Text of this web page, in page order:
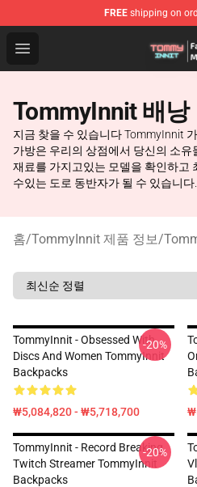
FREE shipping on
Open menu
TommyInnit Store -
TommyInnit 배낭
지금 찾을 수 있습니다 TommyInnit
가방은 우리의 상점에서 당신의 소유
재료를 가지고있는 모델을 확인하고
수있는 도로 동반자가 될 수 있습니다.
홈/TommyInnit 제품 정보/
TommyInnit - Obsessed With
Discs And Women TommyInnit
Backpacks
₩5,084,820 - ₩5,718,700
-20%
TommyInnit - Record Breaking
Twitch Streamer TommyInnit
Backpacks
-20%